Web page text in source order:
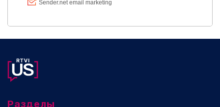
Разделы